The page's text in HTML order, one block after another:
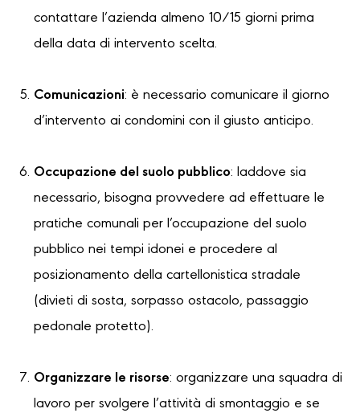
contattare l’azienda almeno 10/15 giorni prima
della data di intervento scelta.
Comunicazioni: è necessario comunicare il giorno
d’intervento ai condomini con il giusto anticipo.
Occupazione del suolo pubblico: laddove sia
necessario, bisogna provvedere ad effettuare le
pratiche comunali per l’occupazione del suolo
pubblico nei tempi idonei e procedere al
posizionamento della cartellonistica stradale
(divieti di sosta, sorpasso ostacolo, passaggio
pedonale protetto).
Organizzare le risorse: organizzare una squadra di
lavoro per svolgere l’attività di smontaggio e se